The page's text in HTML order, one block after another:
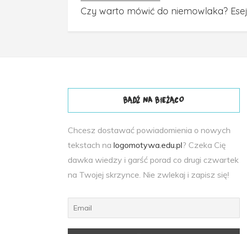
Czy warto mówić do niemowlaka? Esej
BĄDŹ NA BIEŻĄCO
Chcesz dostawać powiadomienia o nowych
tekstach na logomotywa.edu.pl? Czeka Cię
dawka wiedzy i garść porad co drugi czwartek
na Twojej skrzynce. Nie zwlekaj i zapisz się!